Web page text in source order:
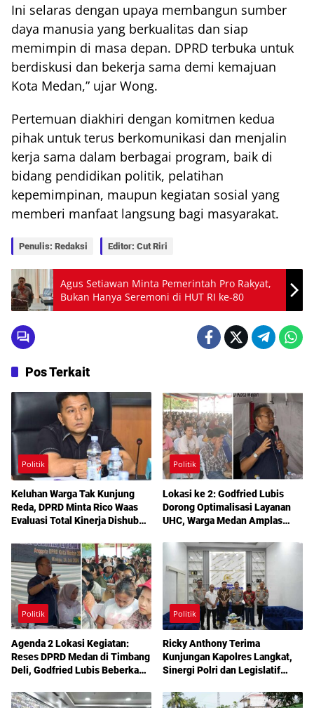
Ini selaras dengan upaya membangun sumber
daya manusia yang berkualitas dan siap
memimpin di masa depan. DPRD terbuka untuk
berdiskusi dan bekerja sama demi kemajuan
Kota Medan,” ujar Wong.
Pertemuan diakhiri dengan komitmen kedua
pihak untuk terus berkomunikasi dan menjalin
kerja sama dalam berbagai program, baik di
bidang pendidikan politik, pelatihan
kepemimpinan, maupun kegiatan sosial yang
memberi manfaat langsung bagi masyarakat.
Penulis: Redaksi Editor: Cut Riri
Agus Setiawan Minta Pemerintah Pro Rakyat,
Bukan Hanya Seremoni di HUT RI ke‑80
Pos Terkait
Politik
Keluhan Warga Tak Kunjung
Reda, DPRD Minta Rico Waas
Evaluasi Total Kinerja Dishub
Politik
Lokasi ke 2: Godfried Lubis
Dorong Optimalisasi Layanan
UHC, Warga Medan Amplas
Berobat Gratis Bermodal KTP
Politik
Agenda 2 Lokasi Kegiatan:
Reses DPRD Medan di Timbang
Deli, Godfried Lubis Beberkan
Layanan Kesehatan Gratis
Politik
Ricky Anthony Terima
Kunjungan Kapolres Langkat,
Sinergi Polri dan Legislatif